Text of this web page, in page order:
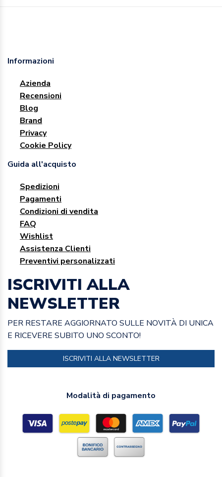
Informazioni
Azienda
Recensioni
Blog
Brand
Privacy
Cookie Policy
Guida all'acquisto
Spedizioni
Pagamenti
Condizioni di vendita
FAQ
Wishlist
Assistenza Clienti
Preventivi personalizzati
ISCRIVITI ALLA
NEWSLETTER
PER RESTARE AGGIORNATO SULLE NOVITÀ DI UNICA
E RICEVERE SUBITO UNO SCONTO!
ISCRIVITI ALLA NEWSLETTER
Modalità di pagamento